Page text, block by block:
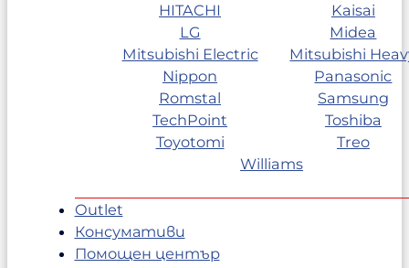
HITACHI
Kaisai
LG
Midea
Mitsubishi Electric
Mitsubishi
Nippon
Panasonic
Romstal
Samsung
TechPoint
Toshiba
Toyotomi
Treo
Williams
Outlet
Консумативи
Помощен център